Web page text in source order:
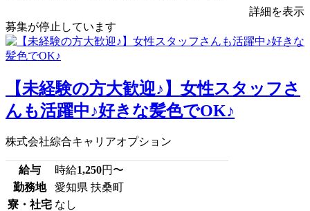
詳細を表示
募集が停止しています
【未経験の方大歓迎♪】女性スタッフさ
んも活躍中♪好きな髪色でOK♪
株式会社綜合キャリアオプション
給与 時給1,250円〜
勤務地
愛知県 扶桑町
寮・社宅 なし